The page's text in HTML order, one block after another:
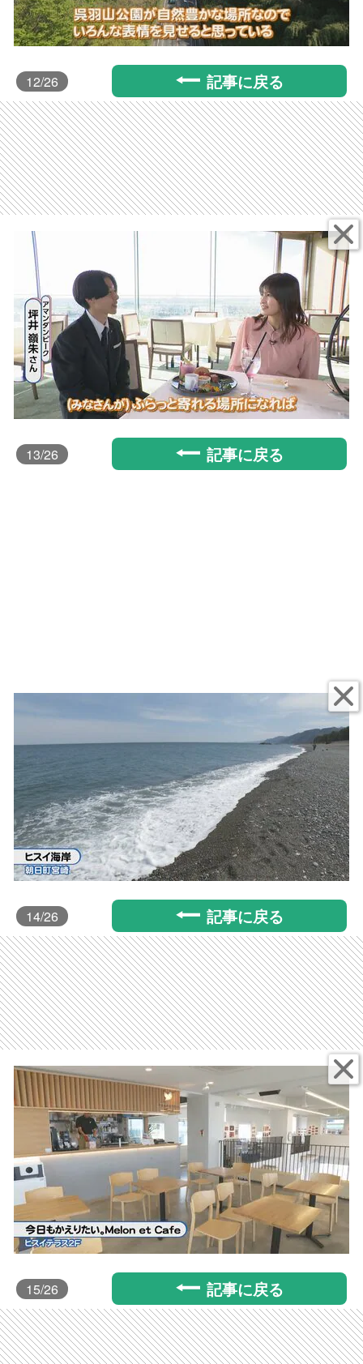
12/26 記事に戻る
13/26 記事に戻る
14/26 記事に戻る
15/26 記事に戻る